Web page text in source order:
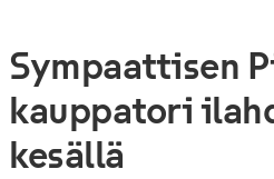
Sympaattisen
kauppatori
kesällä